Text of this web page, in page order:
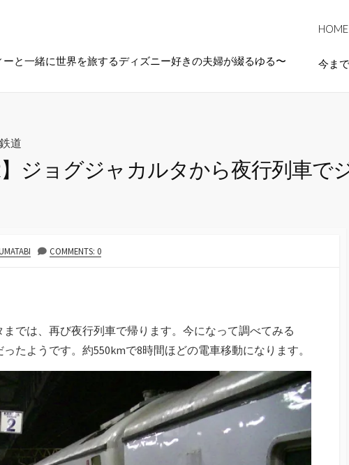
と一緒に世界を旅するディズニー好きの夫婦が綴るゆる〜
HOME
今ま
鉄道
ジョグジャカルタから夜行列車で
COMMENTS: 0
では、再び夜行列車で帰ります。今になって調べてみる
たようです。約550kmで8時間ほどの電車移動になります。